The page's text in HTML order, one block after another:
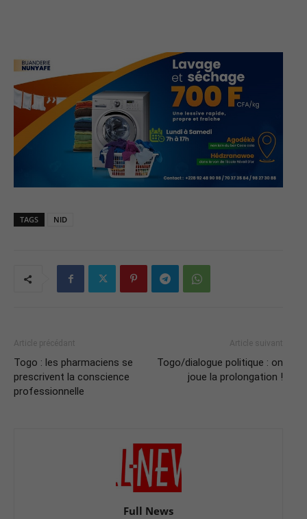
TAGS NID
Article précédant
Togo : les pharmaciens se
prescrivent la conscience
professionnelle
Article suivant
Togo/dialogue politique : on
joue la prolongation !
Full News